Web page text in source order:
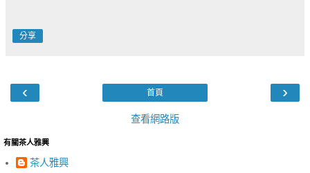
分享
‹ ›
首頁
查看網路版
有關茶人雅興
茶人雅興